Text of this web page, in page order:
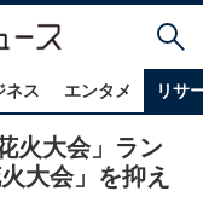
ネス エンタメ リサ
火大会」ラン
大会」を抑え